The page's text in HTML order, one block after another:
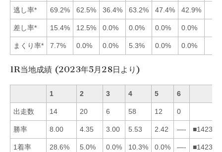
逃し率* 69.2% 62.5% 36.4% 63.2% 47.4% 42.9%
差し率* 15.4% 12.5% 0.0% 0.0% 0.0% 0.0%
まくり率* 7.7% 0.0% 0.0% 5.3% 0.0% 0.0%
1R当地成績 (2023年5月28日より)
1 2 3 4 5 6
出走数 14 20 6 58 12 0
勝率 8.00 4.35 3.00 5.53 2.42 —- ■142356
1着率 28.6% 5.0% 0.0% 10.3% 0.0% —- ■142356